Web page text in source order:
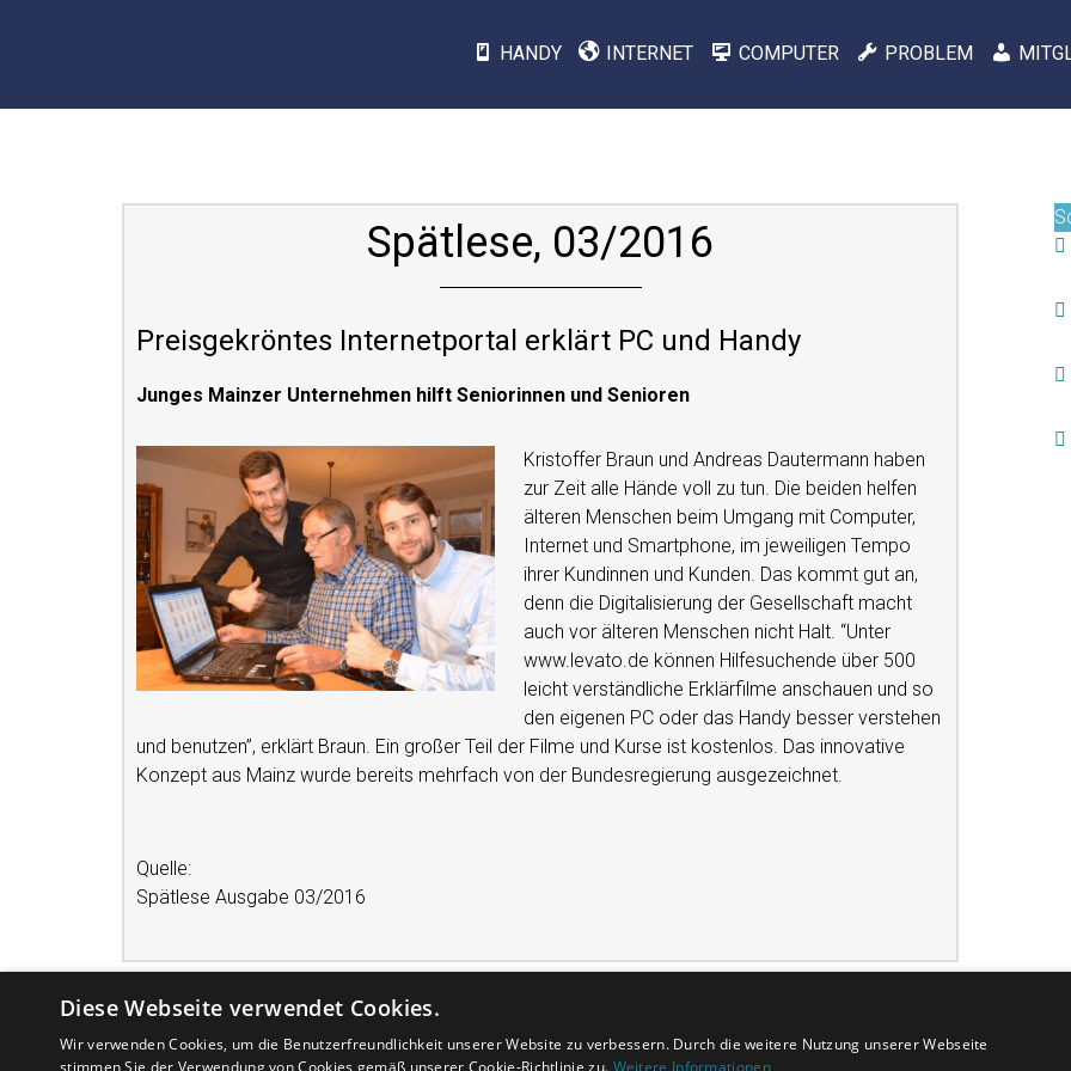
HANDY INTERNET COMPUTER PROBLEM
Spätlese, 03/2016
Preisgekröntes Internetportal erklärt PC und Handy
Junges Mainzer Unternehmen hilft Seniorinnen und Senioren
Kristoffer Braun und Andreas Dautermann haben
zur Zeit alle Hände voll zu tun. Die beiden helfen
älteren Menschen beim Umgang mit Computer,
Internet und Smartphone, im jeweiligen Tempo
ihrer Kundinnen und Kunden. Das kommt gut an,
denn die Digitalisierung der Gesellschaft macht
auch vor älteren Menschen nicht Halt. “Unter
www.levato.de können Hilfesuchende über 500
leicht verständliche Erklärfilme anschauen und so
den eigenen PC oder das Handy besser verstehen
und benutzen”, erklärt Braun. Ein großer Teil der Filme und Kurse ist kostenlos. Das innovative
Konzept aus Mainz wurde bereits mehrfach von der Bundesregierung ausgezeichnet.
Quelle:
Spätlese Ausgabe 03/2016
Diese Webseite verwendet Cookies.
Wir verwenden Cookies, um die Benutzerfreundlichkeit unserer Website zu verbessern. Durch die weitere Nutzung unserer Webseite
stimmen Sie der Verwendung von Cookies gemäß unserer Cookie-Richtlinie zu. Weitere Informationen